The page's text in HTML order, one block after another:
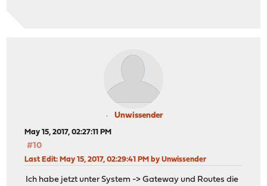
Unwissender
May 15, 2017, 02:27:11 PM
#10
Last Edit: May 15, 2017, 02:29:41 PM by Unwissender
Ich habe jetzt unter System -> Gateway und Routes die